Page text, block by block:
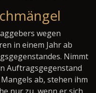
wegen
in einem Jahr ab
Nimmt
Auftragsgegenstand
ab, stehen ihm
nur zu, wenn er sich